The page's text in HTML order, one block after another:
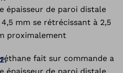
épaisseur de paroi distale
4,5 mm se rétrécissant à 2,5
proximalement
fait sur commande a